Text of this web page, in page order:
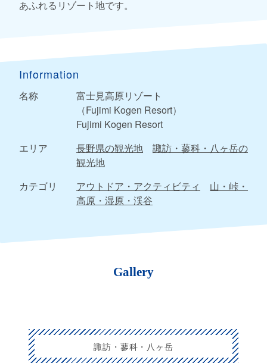
あふれるリゾート地です。
Information
名称
富士見高原リゾート
（Fujimi Kogen Resort）
Fujimi Kogen Resort
エリア
長野県の観光地
諏訪・蓼科・八ヶ岳の
観光地
カテゴリ
アウトドア・アクティビティ
山・峠・
高原・湿原・渓谷
Gallery
諏訪・蓼科・八ヶ岳